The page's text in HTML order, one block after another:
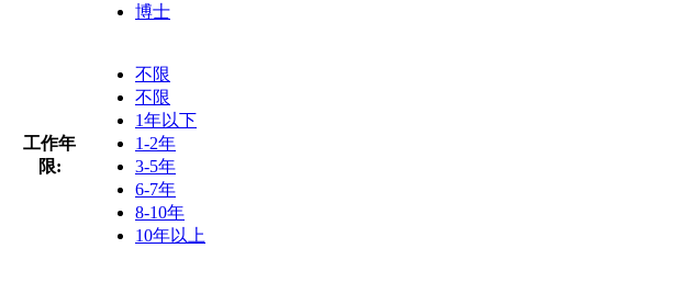
博士
工作年
限:
不限
不限
1年以下
1-2年
3-5年
6-7年
8-10年
10年以上